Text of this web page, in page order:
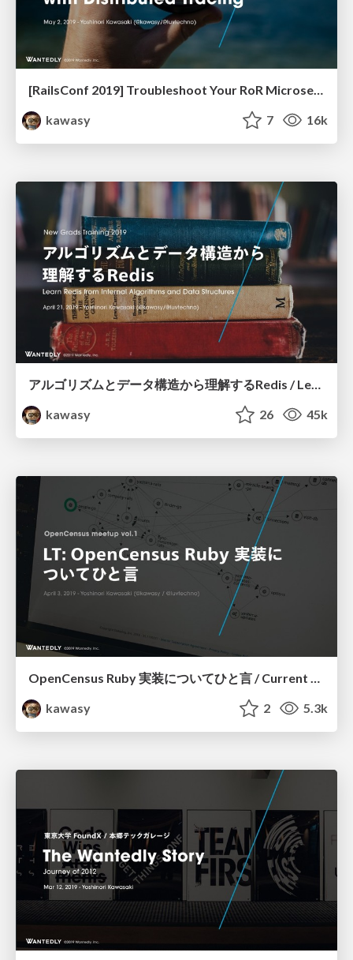
[RailsConf 2019] Troubleshoot Your RoR Microservices with Distributed Tracing
kawasy
7 16k
kawasy
26 45k
OpenCensus Ruby 実装についてひと言 / Current Status of OpenCensus Ruby #opencensusjp
kawasy
2 5.3k